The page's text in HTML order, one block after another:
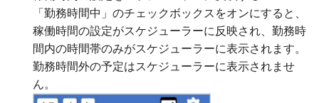
「勤務時間中」のチェックボックスをオンにすると、
稼働時間の設定がスケジューラーに反映され、勤務時
間内の時間帯のみがスケジューラーに表示されます。
勤務時間外の予定はスケジューラーに表示されませ
ん。